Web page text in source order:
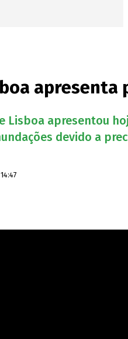
Lisboa apresentou
devido a